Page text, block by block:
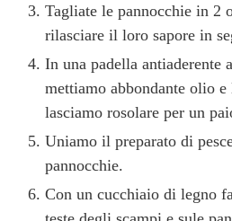
Tagliate le pannocchie in 2
rilasciare il loro sapore in
In una padella antiaderente
mettiamo abbondante olio
lasciamo rosolare per un
Uniamo il preparato di
pannocchie.
Con un cucchiaio di legno